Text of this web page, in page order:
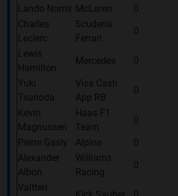
Lando Norris McLaren
0
Charles
Leclerc
Scuderia
Ferrari
0
Lewis
Hamilton
Mercedes
0
Yuki
Tsunoda
Visa Cash
App RB
0
Kevin
Magnussen
Haas F1
Team
0
Pierre Gasly
Alpine
0
Alexander
Albon
Williams
Racing
0
Valtteri